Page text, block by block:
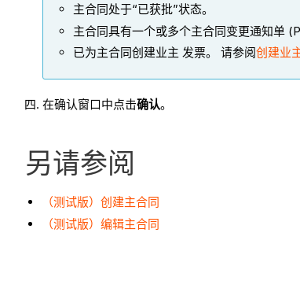
主合同处于“已获批”状态。
主合同具有一个或多个主合同变更通知单
已为主合同创建业主 发票。 请参阅创建业
在确认窗口中点击确认。
另请参阅
（测试版）创建主合同
（测试版）编辑主合同